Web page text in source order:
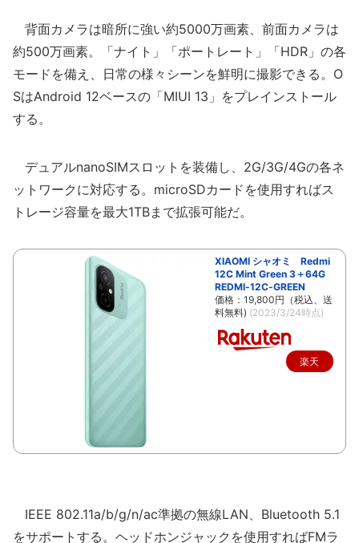
背面カメラは暗所に強い約5000万画素、前面カメラは
約500万画素。「ナイト」「ポートレート」「HDR」の各
モードを備え、日常の様々シーンを鮮明に撮影できる。O
SはAndroid 12ベースの「MIUI 13」をプレインストール
する。
デュアルnanoSIMスロットを装備し、2G/3G/4Gの各ネ
ットワークに対応する。microSDカードを使用すればス
トレージ容量を最大1TBまで拡張可能だ。
XIAOMI シャオミ Redmi
12C Mint Green 3＋64G
REDMI-12C-GREEN
価格：19,800円（税込、送
料無料) (2023/3/24時点)
楽天
IEEE 802.11a/b/g/n/ac準拠の無線LAN、Bluetooth 5.1
をサポートする。ヘッドホンジャックを使用すればFMラ